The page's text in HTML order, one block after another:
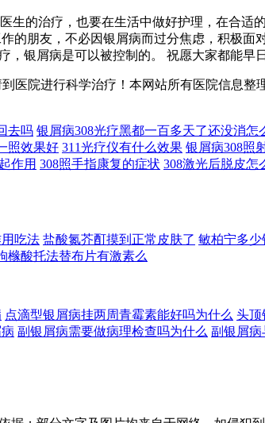
生的治疗，也要在生活中做好护理，在合
的朋友，不必因银屑病而过分焦虑，积极
，银屑病是可以被控制的。 祝愿大家都能早
医院进行科学治疗！本网站所有医院信息
去吗 银屑病308光疗黑都一百多天了还没消怎
照效果好 311光疗仪有什么效果 银屑病308照
作用 308照手指康复的症状 308激光后脱皮怎
吃法 盐酸氮芥酊摸到正常皮肤了 敏柏宁多
橼酸托法替布片有激素么
点滴型银屑病挂两周青霉素能好吗为什么 头顶
副银屑病需要做病理检查吗为什么 副银屑病